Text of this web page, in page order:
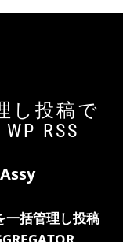
し投稿で
RSS
Assy
一括管理し投稿